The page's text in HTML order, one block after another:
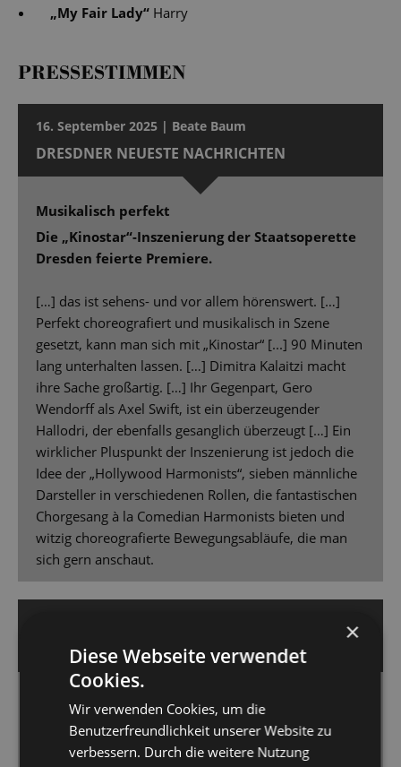
„My Fair Lady“ Harry
PRESSESTIMMEN
16. September 2025 | Beate Baum
DRESDNER NEUESTE NACHRICHTEN
Musikalisch perfekt
Die „Kinostar“-Inszenierung der Staatsoperette
Dresden feierte Premiere.
[…] das ist sehens- und vor allem hörenswert. […]
Perfekt choreografiert und musikalisch in Szene
gesetzt, kann man sich mit „Kinostar“ [...] 90 Minuten
lang unterhalten lassen. […] Dimitra Kalaitzi macht
ihre Sache großartig. […] Ihr Gegenpart, Gero
Wendorff als Axel Swift, ist ein überzeugender
Hallodri, der ebenfalls gesanglich überzeugt […] Ein
wirklicher Pluspunkt der Inszenierung ist jedoch die
Idee der „Hollywood Harmonists“, sieben männliche
Darsteller in verschiedenen Rollen, die fantastischen
Chorgesang à la Comedian Harmonists bieten und
witzig choreografierte Bewegungsabläufe, die man
sich gern anschaut.
DRESDNER MORGENPOST
Einsame Diva
Glanz, Glamour und eine Prise Humor – mit
„Kinostar!“ startet die Staatsoperette Dresden ihre
×
Diese Webseite verwendet
Cookies.
Wir verwenden Cookies, um die
Benutzerfreundlichkeit unserer Website zu
verbessern. Durch die weitere Nutzung